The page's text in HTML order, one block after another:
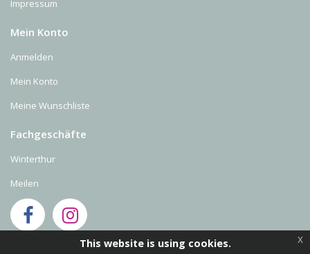
Impressum
Mein Konto
Anmelden
Mein Konto
Meine Wunschliste
Fachgeschäfte
Winterthur
Meilen
This website is using cookies. x